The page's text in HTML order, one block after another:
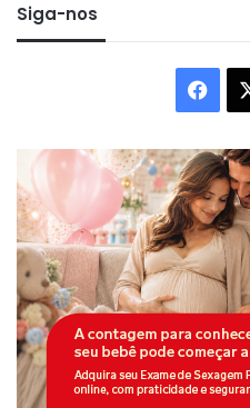
Siga-nos